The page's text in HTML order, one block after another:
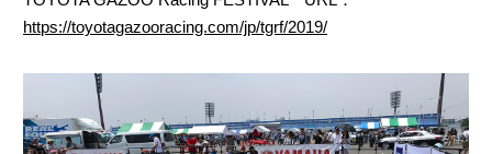
https://toyotagazooracing.com/jp/tgrf/2019/